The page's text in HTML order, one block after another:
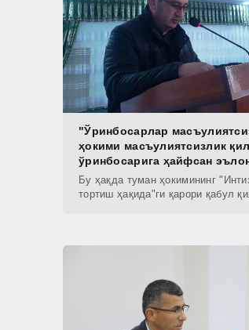
"Ўринбосарлар
ҳокими масъулиятсизлик
ўринбосарига ҳайфсан
Бу ҳақда туман ҳокимининг
тортиш ҳақида"ги қарори қабул